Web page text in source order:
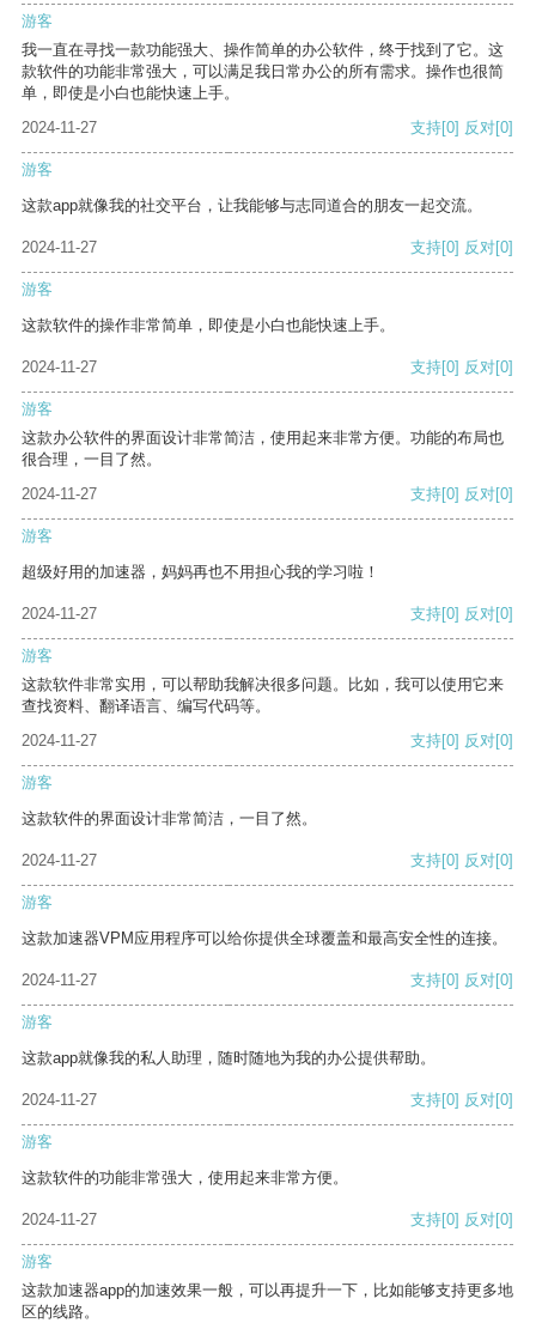
游客
我一直在寻找一款功能强大、操作简单的办公软件，终于找到了它。这
款软件的功能非常强大，可以满足我日常办公的所有需求。操作也很简
单，即使是小白也能快速上手。
2024-11-27
支持[0] 反对[0]
游客
这款app就像我的社交平台，让我能够与志同道合的朋友一起交流。
2024-11-27 支持[0] 反对[0]
游客
这款软件的操作非常简单，即使是小白也能快速上手。
2024-11-27 支持[0] 反对[0]
游客
这款办公软件的界面设计非常简洁，使用起来非常方便。功能的布局也
很合理，一目了然。
2024-11-27
支持[0] 反对[0]
游客
超级好用的加速器，妈妈再也不用担心我的学习啦！
2024-11-27 支持[0] 反对[0]
游客
这款软件非常实用，可以帮助我解决很多问题。比如，我可以使用它来
查找资料、翻译语言、编写代码等。
2024-11-27
支持[0] 反对[0]
游客
这款软件的界面设计非常简洁，一目了然。
2024-11-27 支持[0] 反对[0]
游客
这款加速器VPM应用程序可以给你提供全球覆盖和最高安全性的连接。
2024-11-27 支持[0] 反对[0]
游客
这款app就像我的私人助理，随时随地为我的办公提供帮助。
2024-11-27 支持[0] 反对[0]
游客
这款软件的功能非常强大，使用起来非常方便。
2024-11-27 支持[0] 反对[0]
游客
这款加速器app的加速效果一般，可以再提升一下，比如能够支持更多地
区的线路。